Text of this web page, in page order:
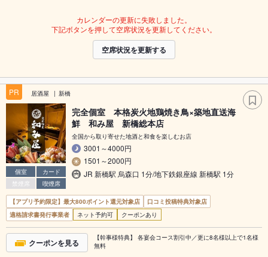
カレンダーの更新に失敗しました。
下記ボタンを押して空席状況を更新してください。
空席状況を更新する
PR 居酒屋 新橋
個室
カード
禁煙席
喫煙席
完全個室 本格炭火地鶏焼き鳥×築地直送海
鮮 和み屋 新橋総本店
全国から取り寄せた地酒と和食を楽しむお店
3001～4000円
1501～2000円
JR 新橋駅 烏森口 1分/地下鉄銀座線 新橋駅 1分
【アプリ予約限定】最大800ポイント還元対象店
口コミ投稿特典対象店
適格請求書発行事業者
ネット予約可 クーポンあり
クーポンを見る
【幹事様特典】 各宴会コース割引中／更に8名様以上で1名様
無料